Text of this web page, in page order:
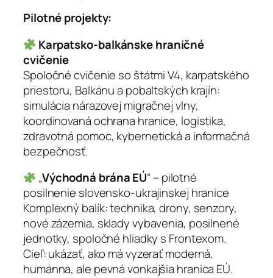
Pilotné projekty:
Karpatsko-balkánske hraničné
cvičenie
Spoločné cvičenie so štátmi V4, karpatského
priestoru, Balkánu a pobaltských krajín:
simulácia nárazovej migračnej vlny,
koordinovaná ochrana hranice, logistika,
zdravotná pomoc, kybernetická a informačná
bezpečnosť.
„Východná brána EÚ“ – pilotné
posilnenie slovensko-ukrajinskej hranice
Komplexný balík: technika, drony, senzory,
nové zázemia, sklady vybavenia, posilnené
jednotky, spoločné hliadky s Frontexom.
Cieľ: ukázať, ako má vyzerať moderná,
humánna, ale pevná vonkajšia hranica EÚ.